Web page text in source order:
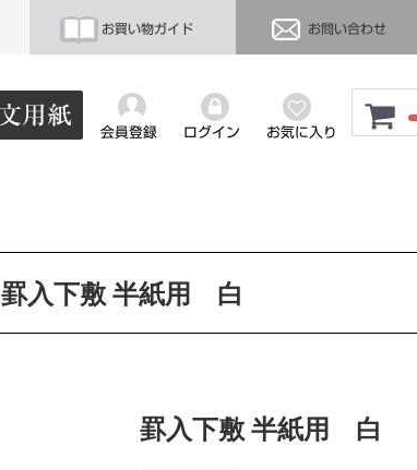
お買い物ガイド お問い合わせ
会員登録 ログイン お気に入り
罫入下敷 半紙用 白
罫入下敷 半紙用 白